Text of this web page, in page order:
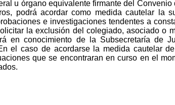
u órgano equivalente firmante del
podrá acordar como medida cautelar la
e investigaciones tendentes a
la exclusión del colegiado, asociado o
en conocimiento de la Subsecretaría de
el caso de acordarse la medida cautelar
que se encontraran en curso en el